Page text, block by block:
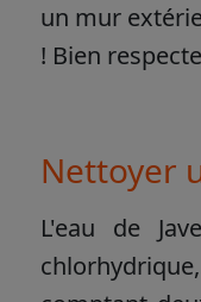
un mur
! Bien
Nettoyer
L'eau de